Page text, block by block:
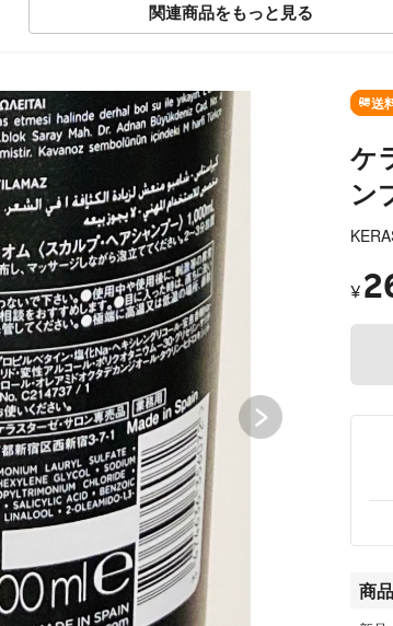
関連商品をもっと見る
送
ケ
ン
¥
商